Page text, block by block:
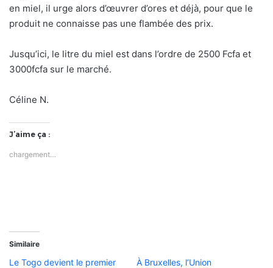
en miel, il urge alors d’œuvrer d’ores et déjà, pour que le
produit ne connaisse pas une flambée des prix.
Jusqu’ici, le litre du miel est dans l’ordre de 2500 Fcfa et
3000fcfa sur le marché.
Céline N.
J’aime ça :
chargement…
Similaire
Le Togo devient le premier
À Bruxelles, l’Union